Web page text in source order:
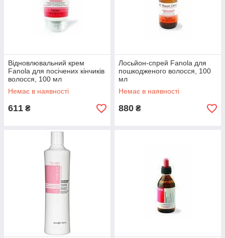
Відновлювальний крем
Fanola для посічених кінчиків
волосся, 100 мл
Немає в наявності
611 ₴
Лосьйон-спрей Fanola для
пошкодженого волосся, 100
мл
Немає в наявності
880 ₴